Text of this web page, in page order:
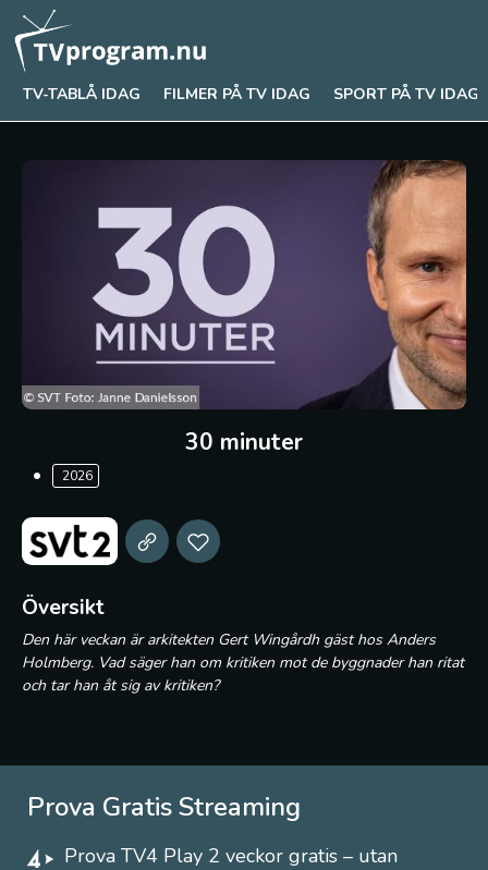
TV-TABLÅ IDAG FILMER PÅ TV IDAG SPORT PÅ TV IDAG
30 minuter
2026
Översikt
Den här veckan är arkitekten Gert Wingårdh gäst hos Anders
Holmberg. Vad säger han om kritiken mot de byggnader han ritat
och tar han åt sig av kritiken?
Prova Gratis Streaming
Prova TV4 Play 2 veckor gratis – utan